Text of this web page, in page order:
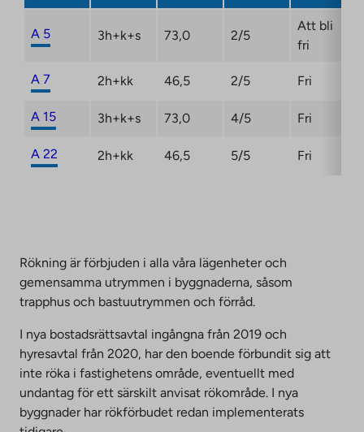
A 5 3h+k+s 73,0 2/5
Att bli
fri
A 7 2h+kk 46,5 2/5 Fri
A 15 3h+k+s 73,0 4/5 Fri
A 22 2h+kk 46,5 5/5 Fri
Rökning är förbjuden i alla våra lägenheter och
gemensamma utrymmen i byggnaderna, såsom
trapphus och bastuutrymmen och förråd.
I nya bostadsrättsavtal ingångna från 2019 och
hyresavtal från 2020, har den boende förbundit sig att
inte röka i fastighetens område, eventuellt med
undantag för ett särskilt anvisat rökområde. I nya
byggnader har rökförbudet redan implementerats